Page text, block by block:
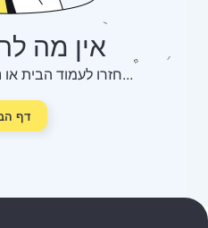
אין מה
חזרו לעמוד הבית או נסו שוב מאוחר יותר...
דף